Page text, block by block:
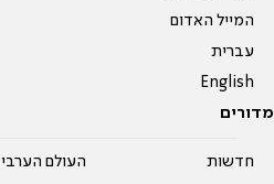
המייל האדום
עברית
English
מדורים
חדשות
העולם הערבי